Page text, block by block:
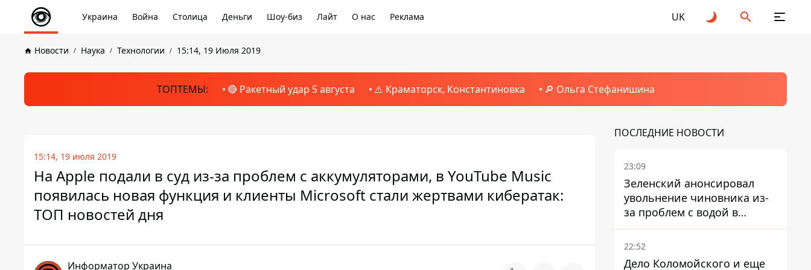
Украина Война Столица Деньги Шоу-биз Лайт О нас Реклама UK
Новости Наука Технологии 15:14, 19 Июля 2019
ТОПТЕМЫ: 🔴 Ракетный удар 5 августа ⚠️ Краматорск, Константиновка 🔎 Ольга Стефанишина
15:14, 19 июля 2019
На Apple подали в суд из-за проблем с аккумуляторами, в YouTube Music
появилась новая функция и клиенты Microsoft стали жертвами кибератак:
ТОП новостей дня
Информатор Украина
ПОСЛЕДНИЕ НОВОСТИ
23:09
Зеленский анонсировал
увольнение чиновника из-
за проблем с водой в
Марганце
22:52
Дело Коломойского и еще